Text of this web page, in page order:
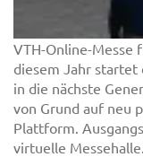
VTH-Online-Messe
diesem Jahr
in die nächste
von Grund auf neu
Plattform.
virtuelle Messehalle.